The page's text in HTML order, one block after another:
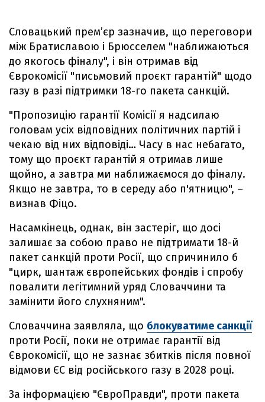
Словацький премʼєр зазначив, що переговори
між Братиславою і Брюсселем "наближаються
до якогось фіналу", і він отримав від
Єврокомісії "письмовий проєкт гарантій" щодо
газу в разі підтримки 18-го пакета санкцій.
"Пропозицію гарантії Комісії я надсилаю
головам усіх відповідних політичних партій і
чекаю від них відповіді… Часу в нас небагато,
тому що проєкт гарантій я отримав лише
щойно, а завтра ми наближаємося до фіналу.
Якщо не завтра, то в середу або п'ятницю", –
визнав Фіцо.
Насамкінець, однак, він застеріг, що досі
залишає за собою право не підтримати 18-й
пакет санкцій проти Росії, що спричинило б
"цирк, шантаж європейських фондів і спробу
повалити легітимний уряд Словаччини та
замінити його слухняним".
Словаччина заявляла, що блокуватиме санкції
проти Росії, поки не отримає гарантії від
Єврокомісії, що не зазнає збитків після повної
відмови ЄС від російського газу в 2028 році.
За інформацією "ЄвроПравди", проти пакета